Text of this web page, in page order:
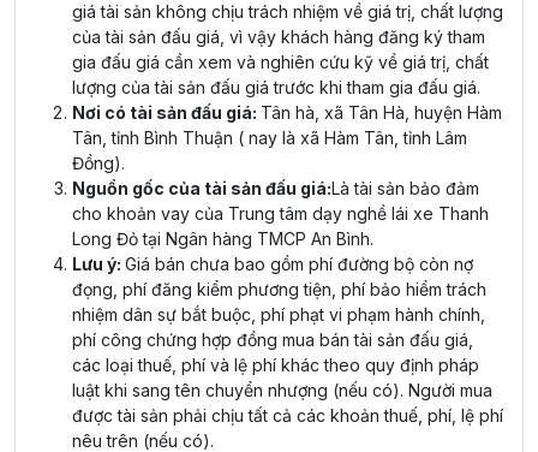
giá tài sản không chịu trách nhiệm về giá trị, chất lượng
của tài sản đấu giá, vì vậy khách hàng đăng ký tham
gia đấu giá cần xem và nghiên cứu kỹ về giá trị, chất
lượng của tài sản đấu giá trước khi tham gia đấu giá.
Nơi có tài sản đấu giá: Tân hà, xã Tân Hà, huyện Hàm
Tân, tỉnh Bình Thuận ( nay là xã Hàm Tân, tỉnh Lâm
Đồng).
Nguồn gốc của tài sản đấu giá:Là tài sản bảo đảm
cho khoản vay của Trung tâm dạy nghề lái xe Thanh
Long Đỏ tại Ngân hàng TMCP An Bình.
Lưu ý: Giá bán chưa bao gồm phí đường bộ còn nợ
đọng, phí đăng kiểm phương tiện, phí bảo hiểm trách
nhiệm dân sự bắt buộc, phí phạt vi phạm hành chính,
phí công chứng hợp đồng mua bán tài sản đấu giá,
các loại thuế, phí và lệ phí khác theo quy định pháp
luật khi sang tên chuyển nhượng (nếu có). Người mua
được tài sản phải chịu tất cả các khoản thuế, phí, lệ phí
nêu trên (nếu có).